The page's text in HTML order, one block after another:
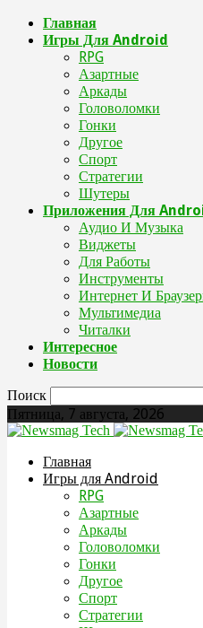
Главная
Игры Для Android
RPG
Азартные
Аркады
Головоломки
Гонки
Другое
Спорт
Стратегии
Шутеры
Приложения Для
Аудио И Музыка
Виджеты
Для Работы
Инструменты
Интернет И
Мультимедиа
Читалки
Интересное
Новости
Поиск
Пятница, 7 августа, 2026
Главная
Игры для Android
RPG
Азартные
Аркады
Головоломки
Гонки
Другое
Спорт
Стратегии